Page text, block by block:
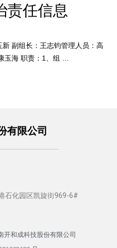
责任信息
副组长：王志钧管理人员：高
玉海 职责：1、组 …
有限公司
石化园区凯旋街969-6#
开和成科技股份有限公司